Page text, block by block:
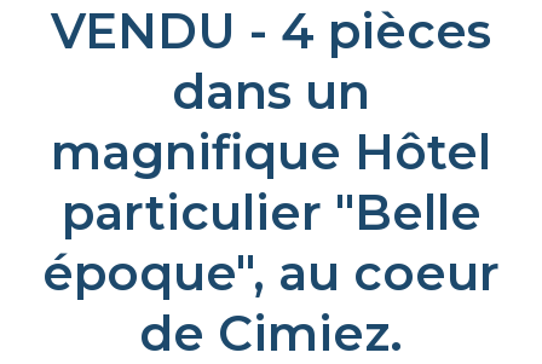
VENDU - 4 pièces
dans un
magnifique Hôtel
particulier "Belle
époque", au coeur
de Cimiez.